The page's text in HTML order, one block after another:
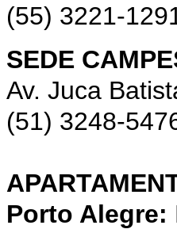
(55) 3221-
SEDE
Av. Juca
(51) 3248-
Porto Alegre: